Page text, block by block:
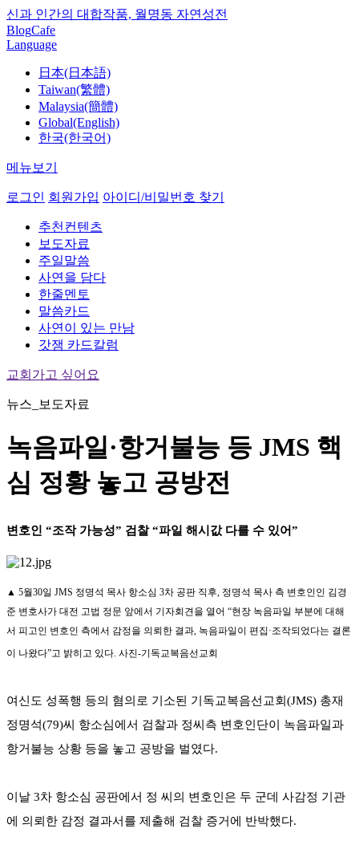
신과 인간의 대합작품, 월명동 자연성전
BlogCafe
Language
日本(日本語)
Taiwan(繁體)
Malaysia(簡體)
Global(English)
한국(한국어)
메뉴보기
로그인 회원가입 아이디/비밀번호 찾기
추천컨텐츠
보도자료
주일말씀
사연을 담다
한줄멘토
말씀카드
사연이 있는 만남
갓잼 카드칼럼
교회가고 싶어요
뉴스_보도자료
녹음파일·항거불능 등 JMS 핵
심 정황 놓고 공방전
변호인 “조작 가능성” 검찰 “파일 해시값 다를 수 있어”
▲ 5월30일 JMS 정명석 목사 항소심 3차 공판 직후, 정명석 목사 측 변호인인 김경
준 변호사가 대전 고법 정문 앞에서 기자회견을 열어 “현장 녹음파일 부분에 대해
서 피고인 변호인 측에서 감정을 의뢰한 결과, 녹음파일이 편집·조작되었다는 결론
이 나왔다”고 밝히고 있다. 사진-기독교복음선교회
여신도 성폭행 등의 혐의로 기소된 기독교복음선교회(JMS) 총재
정명석(79)씨 항소심에서 검찰과 정씨측 변호인단이 녹음파일과
항거불능 상황 등을 놓고 공방을 벌였다.
이날 3차 항소심 공판에서 정 씨의 변호인은 두 군데 사감정 기관
에 의뢰한 감정 결과서를 제출해 검찰 증거에 반박했다.